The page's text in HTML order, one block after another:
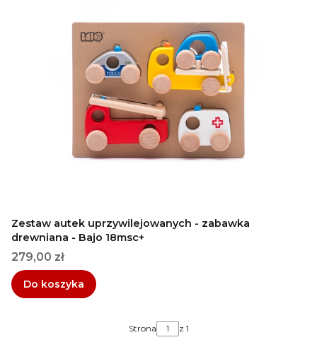
Zestaw autek uprzywilejowanych - zabawka
drewniana - Bajo 18msc+
Cena
279,00 zł
Do koszyka
Strona z 1